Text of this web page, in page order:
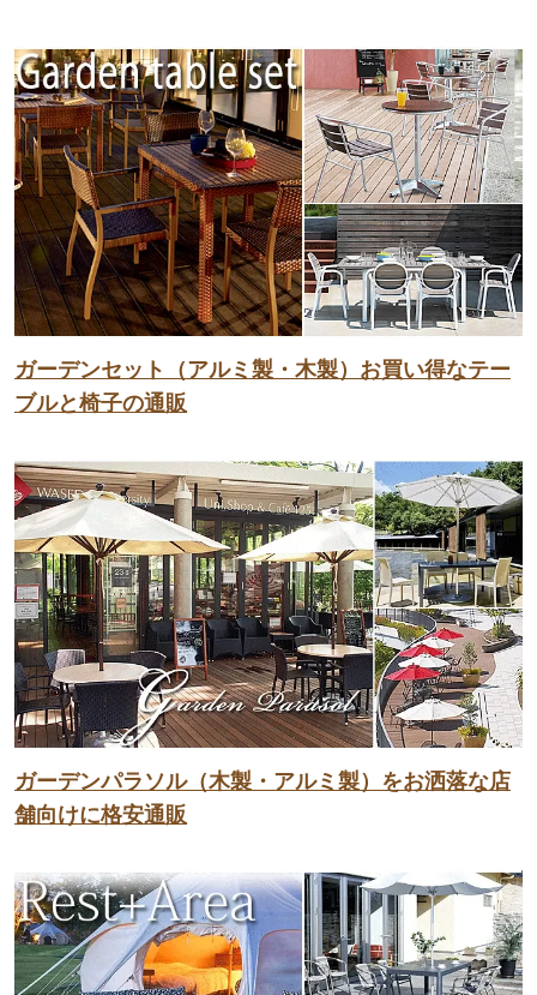
ガーデンセット（アルミ製・木製）お買い得なテー
ブルと椅子の通販
ガーデンパラソル（木製・アルミ製）をお洒落な店
舗向けに格安通販